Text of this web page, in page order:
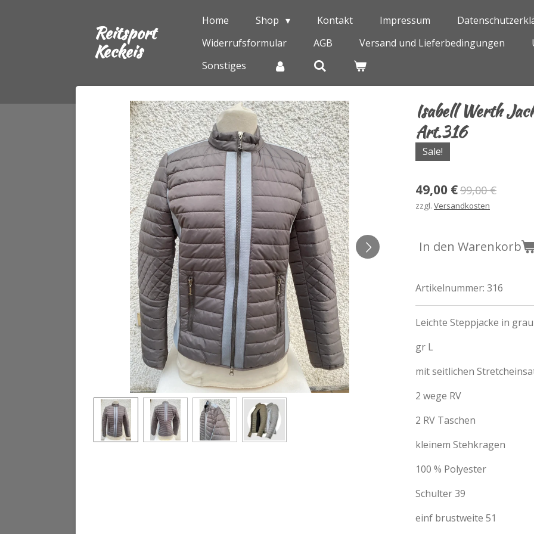
Reitsport
Keckeis
Home Shop Kontakt Impressum
Widerrufsformular
AGB Versand und Lieferbedingungen
Sonstiges
Isabell Werth
Art.316
Sale!
49,00 €99,00 €
zzgl. Versandkosten
In den Warenkorb
Artikelnummer: 316
Leichte Steppjacke in grau
gr L
mit seitlichen
2 wege RV
2 RV Taschen
kleinem Stehkragen
100 % Polyester
Schulter 39
einf brustweite 51